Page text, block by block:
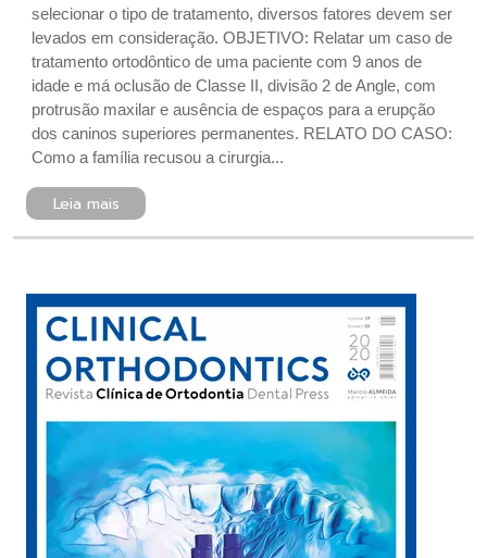
selecionar o tipo de tratamento, diversos fatores devem ser
levados em consideração. OBJETIVO: Relatar um caso de
tratamento ortodôntico de uma paciente com 9 anos de
idade e má oclusão de Classe II, divisão 2 de Angle, com
protrusão maxilar e ausência de espaços para a erupção
dos caninos superiores permanentes. RELATO DO CASO:
Como a família recusou a cirurgia...
Leia mais